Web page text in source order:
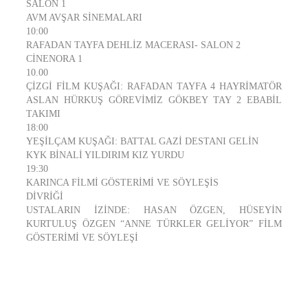
SALON 1
AVM AVŞAR SİNEMALARI
10:00
RAFADAN TAYFA DEHLİZ MACERASI- SALON 2
CİNENORA 1
10.00
ÇİZGİ FİLM KUŞAĞI: RAFADAN TAYFA 4 HAYRİMATÖR
ASLAN HÜRKUŞ GÖREVİMİZ GÖKBEY TAY 2 EBABİL
TAKIMI
18:00
YEŞİLÇAM KUŞAĞI: BATTAL GAZİ DESTANI GELİN
KYK BİNALİ YILDIRIM KIZ YURDU
19:30
KARINCA FİLMİ GÖSTERİMİ VE SÖYLEŞİS
DİVRİĞİ
USTALARIN İZİNDE: HASAN ÖZGEN, HÜSEYİN
KURTULUŞ ÖZGEN “ANNE TÜRKLER GELİYOR” FİLM
GÖSTERİMİ VE SÖYLEŞİ